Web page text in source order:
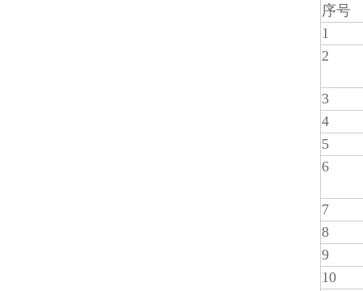
序号
1
2
3
4
5
6
7
8
9
10